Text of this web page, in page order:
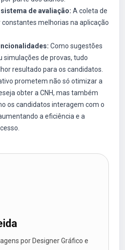
de avaliação: A coleta de
melhorias na aplicação
Como sugestões
simulações de provas, tudo
resultado para os candidatos.
prometem não só otimizar a
obter a CNH, mas também
os candidatos interagem com o
a eficiência e a
por Designer Gráfico e